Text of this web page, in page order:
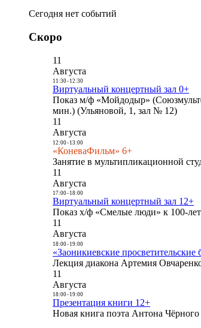
Сегодня нет событий
Скоро
11
Августа
11:30- 12:30
Виртуальный концертный зал 0+
Показ м/ф «Мойдодыр»
мин.) (Ульяновой, 1, зал № 12)
11
Августа
12:00- 13:00
«КоневаФильм» 6+
Занятие в мультипликационной
11
Августа
17:00- 18:00
Виртуальный концертный зал 12+
Показ х/ф «Смелые люди» к 100-
11
Августа
18:00- 19:00
«Заоникиевские просветительские
Лекция диакона Артемия
11
Августа
18:00- 19:00
Презентация книги 12+
Новая книга поэта Антона